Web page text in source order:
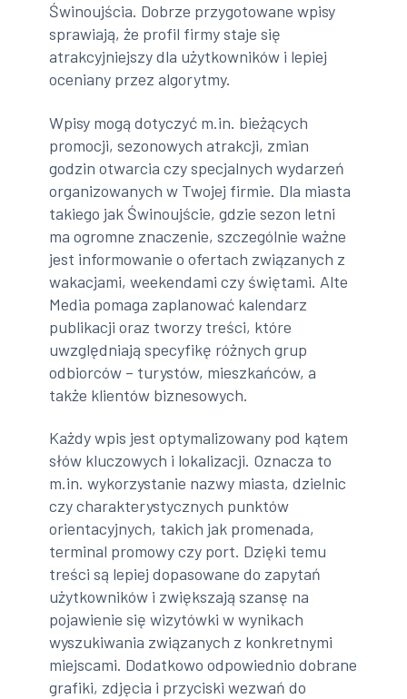
Świnoujścia. Dobrze przygotowane wpisy
sprawiają, że profil firmy staje się
atrakcyjniejszy dla użytkowników i lepiej
oceniany przez algorytmy.
Wpisy mogą dotyczyć m.in. bieżących
promocji, sezonowych atrakcji, zmian
godzin otwarcia czy specjalnych wydarzeń
organizowanych w Twojej firmie. Dla miasta
takiego jak Świnoujście, gdzie sezon letni
ma ogromne znaczenie, szczególnie ważne
jest informowanie o ofertach związanych z
wakacjami, weekendami czy świętami. Alte
Media pomaga zaplanować kalendarz
publikacji oraz tworzy treści, które
uwzględniają specyfikę różnych grup
odbiorców – turystów, mieszkańców, a
także klientów biznesowych.
Każdy wpis jest optymalizowany pod kątem
słów kluczowych i lokalizacji. Oznacza to
m.in. wykorzystanie nazwy miasta, dzielnic
czy charakterystycznych punktów
orientacyjnych, takich jak promenada,
terminal promowy czy port. Dzięki temu
treści są lepiej dopasowane do zapytań
użytkowników i zwiększają szansę na
pojawienie się wizytówki w wynikach
wyszukiwania związanych z konkretnymi
miejscami. Dodatkowo odpowiednio dobrane
grafiki, zdjęcia i przyciski wezwań do